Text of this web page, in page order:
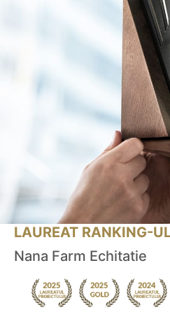
LAUREAT RANKING-
Nana Farm Echitatie